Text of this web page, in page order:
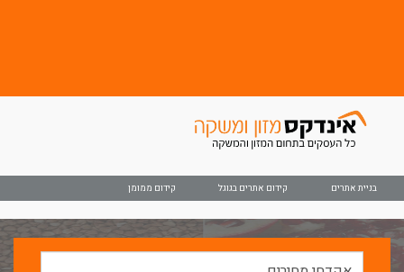
בניית אתרים קידום אתרים בגוגל קידום ממומן